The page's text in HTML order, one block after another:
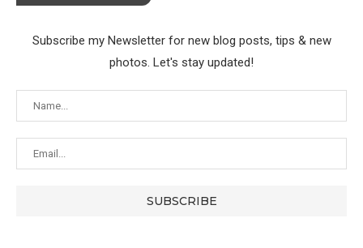
Subscribe my Newsletter for new blog posts, tips & new
photos. Let's stay updated!